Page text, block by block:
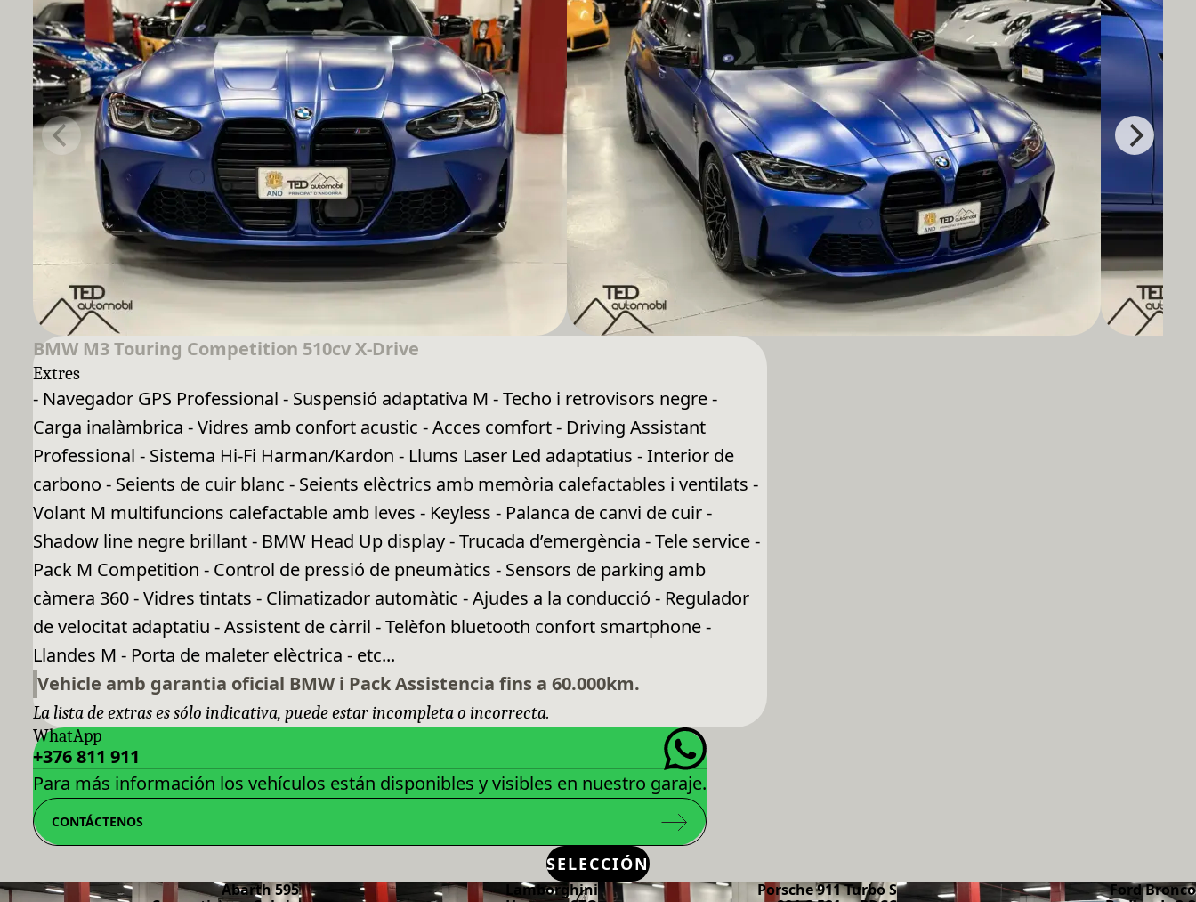
BMW M3 Touring Competition 510cv X-Drive
Extres
- Navegador GPS Professional - Suspensió adaptativa M - Techo i retrovisors negre -
Carga inalàmbrica - Vidres amb confort acustic - Acces comfort - Driving Assistant
Professional - Sistema Hi-Fi Harman/Kardon - Llums Laser Led adaptatius - Interior de
carbono - Seients de cuir blanc - Seients elèctrics amb memòria calefactables i ventilats -
Volant M multifuncions calefactable amb leves - Keyless - Palanca de canvi de cuir -
Shadow line negre brillant - BMW Head Up display - Trucada d’emergència - Tele service -
Pack M Competition - Control de pressió de pneumàtics - Sensors de parking amb
càmera 360 - Vidres tintats - Climatizador automàtic - Ajudes a la conducció - Regulador
de velocitat adaptatiu - Assistent de càrril - Telèfon bluetooth confort smartphone -
Llandes M - Porta de maleter elèctrica - etc...
Vehicle amb garantia oficial BMW i Pack Assistencia fins a 60.000km.
La lista de extras es sólo indicativa, puede estar incompleta o incorrecta.
WhatApp
+376 811 911
Para más información los vehículos están disponibles y visibles en nuestro garaje.
CONTÁCTENOS
SELECCIÓN
Abarth 595
Lamborghini
Porsche 911 Turbo S
Ford Bronco